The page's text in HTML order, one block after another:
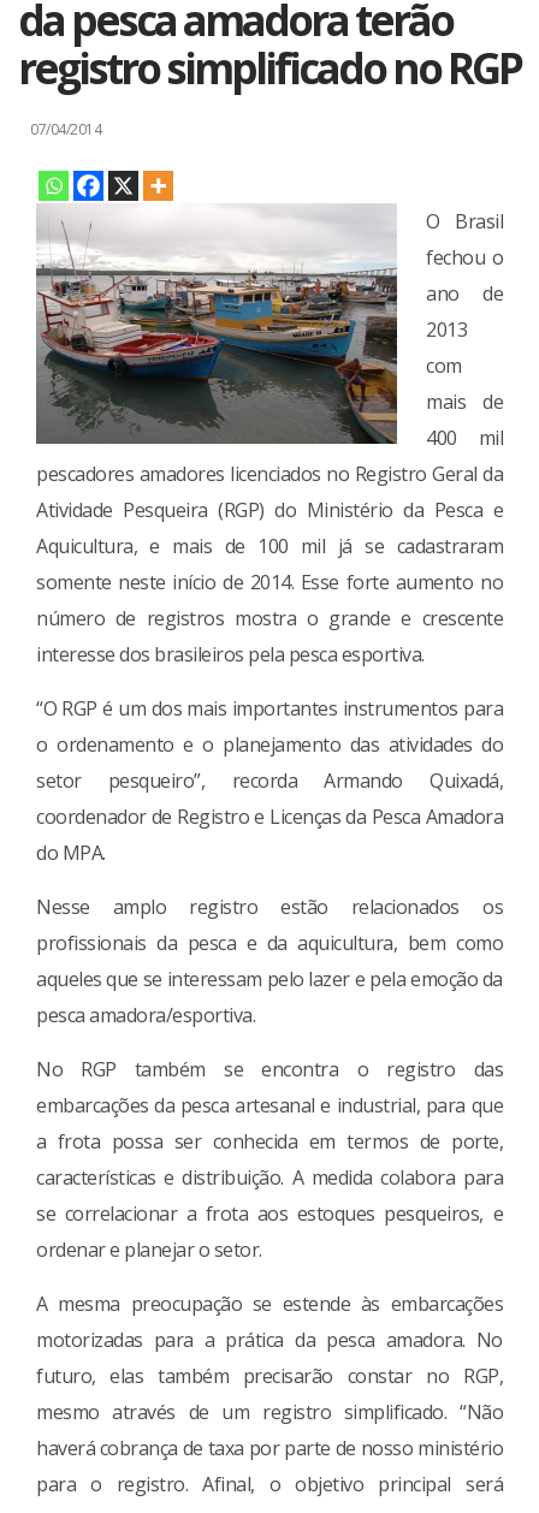
da pesca amadora terão
registro simplificado no RGP
07/04/2014
O Brasil
fechou o
ano de
2013
com
mais de
400 mil
pescadores amadores licenciados no Registro Geral da
Atividade Pesqueira (RGP) do Ministério da Pesca e
Aquicultura, e mais de 100 mil já se cadastraram
somente neste início de 2014. Esse forte aumento no
número de registros mostra o grande e crescente
interesse dos brasileiros pela pesca esportiva.
“O RGP é um dos mais importantes instrumentos para
o ordenamento e o planejamento das atividades do
setor pesqueiro”, recorda Armando Quixadá,
coordenador de Registro e Licenças da Pesca Amadora
do MPA.
Nesse amplo registro estão relacionados os
profissionais da pesca e da aquicultura, bem como
aqueles que se interessam pelo lazer e pela emoção da
pesca amadora/esportiva.
No RGP também se encontra o registro das
embarcações da pesca artesanal e industrial, para que
a frota possa ser conhecida em termos de porte,
características e distribuição. A medida colabora para
se correlacionar a frota aos estoques pesqueiros, e
ordenar e planejar o setor.
A mesma preocupação se estende às embarcações
motorizadas para a prática da pesca amadora. No
futuro, elas também precisarão constar no RGP,
mesmo através de um registro simplificado. “Não
haverá cobrança de taxa por parte de nosso ministério
para o registro. Afinal, o objetivo principal será